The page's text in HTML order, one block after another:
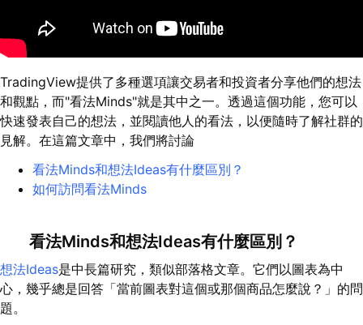
TradingView提供了多種選項讓交易者和投資者分享他們的想法
和觀點，而"看法Minds"就是其中之一。透過這個功能，您可以
快速發表自己的想法，並閱讀他人的看法，以便隨時了解社群的
見解。在這篇文章中，我們將討論
看法Minds和想法Ideas有什麼區別？
如何訪問看法Minds
看法Minds和想法Ideas有什麼區別？
想法Ideas是中長篇研究，類似部落格文章。它們以圖表為中
心，幾乎總是回答「當前圖表對這個或那個商品怎麼說？」的問
題。